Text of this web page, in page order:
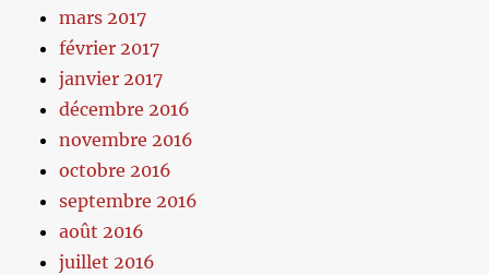
mars 2017
février 2017
janvier 2017
décembre 2016
novembre 2016
octobre 2016
septembre 2016
août 2016
juillet 2016